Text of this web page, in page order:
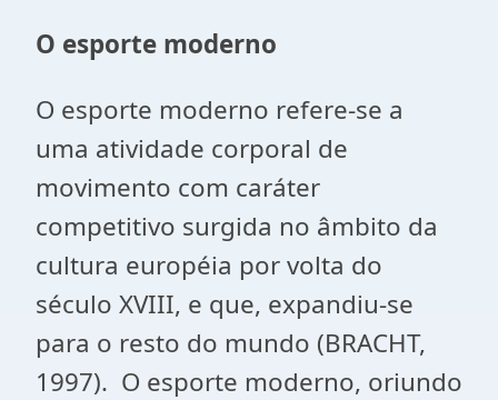
O esporte moderno
O esporte moderno refere-se a
uma atividade corporal de
movimento com caráter
competitivo surgida no âmbito da
cultura européia por volta do
século XVIII, e que, expandiu-se
para o resto do mundo (BRACHT,
1997). O esporte moderno, oriundo